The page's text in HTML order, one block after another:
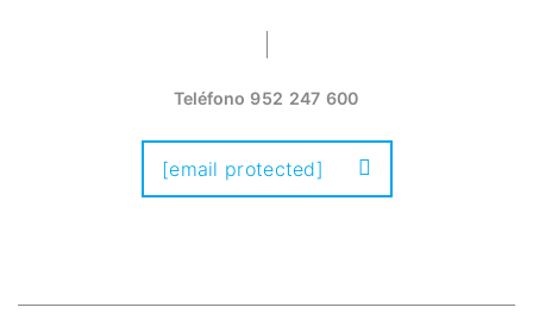
Teléfono 952 247 600
[email protected]